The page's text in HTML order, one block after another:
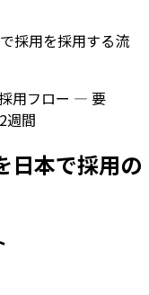
採用を採用する流
用フロー — 要
週間
本で採用の